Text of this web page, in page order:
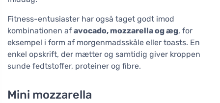
Fitness-entusiaster har også taget godt imod
kombinationen af avocado, mozzarella og æg, for
eksempel i form af morgenmadsskåle eller toasts. En
enkel opskrift, der mætter og samtidig giver kroppen
sunde fedtstoffer, proteiner og fibre.
Mini mozzarella